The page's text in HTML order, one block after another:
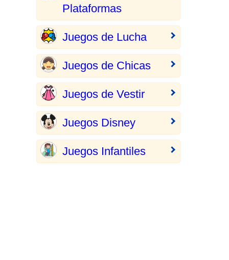
Plataformas
Juegos de Lucha
Juegos de Chicas
Juegos de Vestir
Juegos Disney
Juegos Infantiles